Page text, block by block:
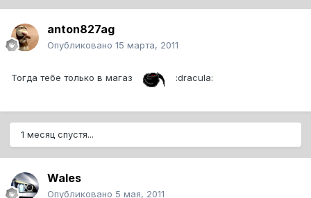
anton827ag
Опубликовано 15 марта, 2011
Тогда тебе только в магаз :dracula:
1 месяц спустя...
Wales
Опубликовано 5 мая, 2011